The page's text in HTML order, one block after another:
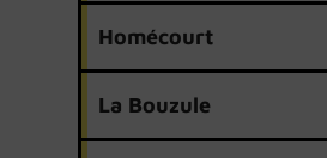
Homécourt
La Bouzule